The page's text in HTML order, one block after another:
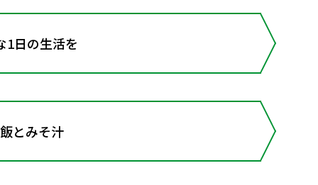
1日の生活を
とみそ汁